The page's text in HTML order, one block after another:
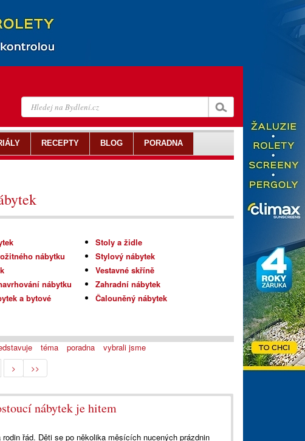
nábytku
nábytku
a bytové
Stoly a židle
Stylový nábytek
Vestavné skříně
Zahradní nábytek
Čalouněný nábytek
téma poradna vybrali jsme
> >>
nábytek je hitem
řád. Děti se po několika měsících nucených prázdnin
RECEPTY BLOG PORADNA